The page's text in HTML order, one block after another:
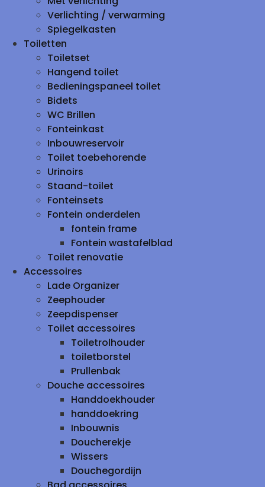
Verlichting / verwarming
Spiegelkasten
Toiletten
Toiletset
Hangend toilet
Bedieningspaneel toilet
Bidets
WC Brillen
Fonteinkast
Inbouwreservoir
Toilet toebehorende
Urinoirs
Staand-toilet
Fonteinsets
Fontein onderdelen
fontein frame
Fontein wastafelblad
Toilet renovatie
Accessoires
Lade Organizer
Zeephouder
Zeepdispenser
Toilet accessoires
Toiletrolhouder
toiletborstel
Prullenbak
Douche accessoires
Handdoekhouder
handdoekring
Inbouwnis
Doucherekje
Wissers
Douchegordijn